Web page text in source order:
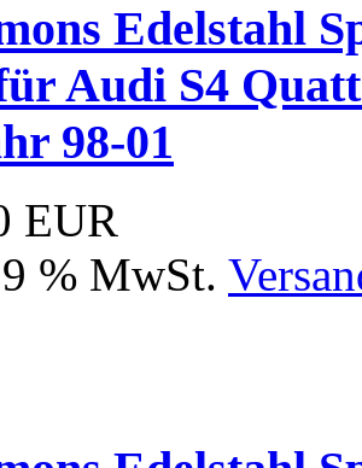
Edelstahl
Audi S4
98-01
EUR
% MwSt.